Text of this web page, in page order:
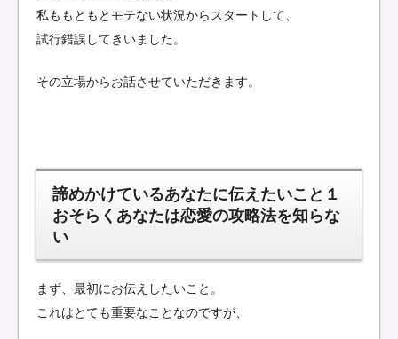
私ももともとモテない状況からスタートして、
試行錯誤してきいました。
その立場からお話させていただきます。
諦めかけているあなたに伝えたいこと１
おそらくあなたは恋愛の攻略法を知らな
い
まず、最初にお伝えしたいこと。
これはとても重要なことなのですが、